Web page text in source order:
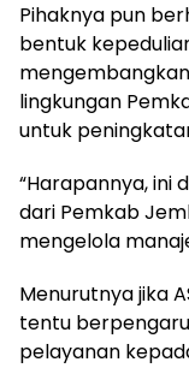
Pihaknya pun
bentuk
lingkungan
untuk
“Harapannya, ini
dari Pemkab
mengelola
Menurutnya jika
tentu
pelayanan